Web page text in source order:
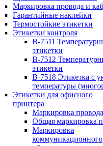
Маркировка провода и
Гарантийные наклейки
Термостойкие этикетки
Этикетки контроля
B-7511
этикетки
B-7512
этикетки
B-7518 Этикетка с
температуры
Этикетки для офисного
принтера
Маркировка
Общая маркировка
Маркировка
коммуникационного